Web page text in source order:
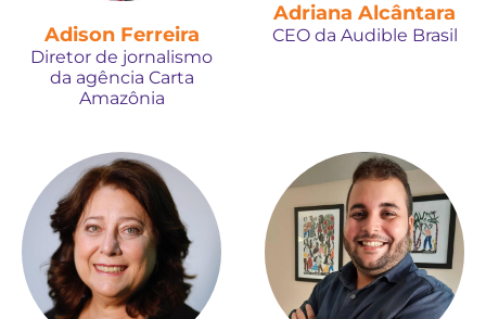
Adison Ferreira
Diretor de jornalismo
da agência Carta
Amazônia
Adriana Alcântara
CEO da Audible Brasil